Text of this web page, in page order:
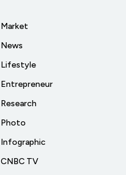
Market
News
Lifestyle
Entrepreneur
Research
Photo
Infographic
CNBC TV